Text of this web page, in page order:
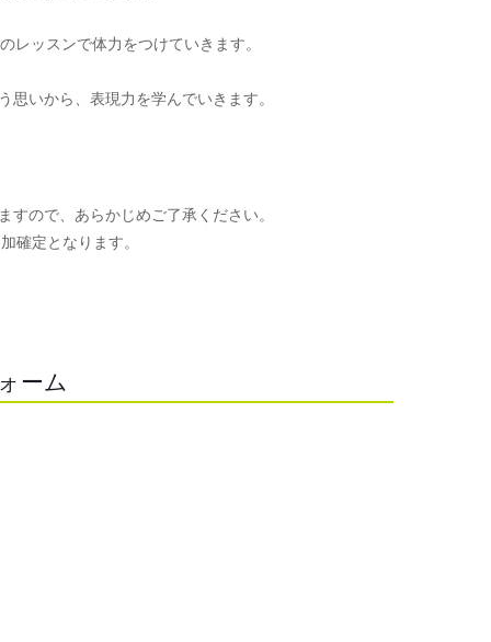
ッスンで体力をつけていきます。
いから、表現力を学んでいきます。
ので、あらかじめご了承ください。
確定となります。
ーム